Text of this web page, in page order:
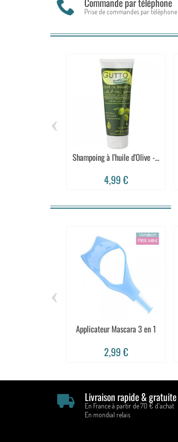
Prise de commandes par téléphone
Shampoing à l'huile d'Olive -...
4,99 €
‹
Applicateur Mascara 3 en 1
2,99 €
‹
Livraison rapide & gratuite
En France à partir de 70 € d'achat
En mondial relais